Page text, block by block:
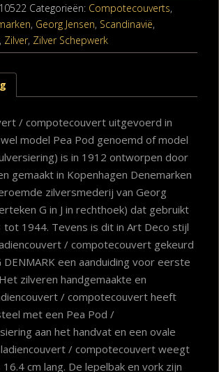
10522 Categorieën: Compotecouverts,
, Georg Jensen, Scandinavië,
, Zilver, Zilver Schepwerk
/ compotecouvert uitgevoerd in
model Pea Pod genoemd of model
is in 1912 ontworpen door
gemaakt in Kopenhagen Denemarken
zilversmederij van Georg
G in J in rechthoek) dat gebruikt
tot 1944. Tevens is dit in Art Deco stijl
/ compotecouvert gekeurd
DENMARK een aanduiding voor eerste
zilveren handgemaakte en
/ compotecouvert heeft
met een Pea Pod /
aan het handvat en een ovale
/ compotecouvert weegt
cm lang. De lepelbak en vork zijn